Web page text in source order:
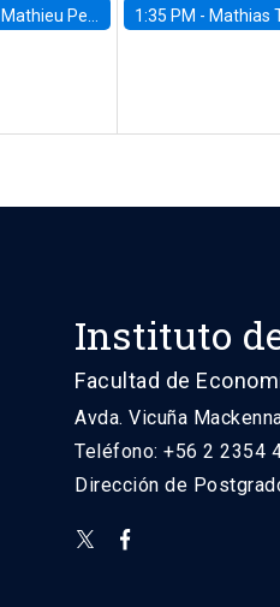
Mathieu Pedemonte, IDB 1:35 PM - Mathias Thoenig, University of
Instituto
Facultad de
Avda. Vicuña
Teléfono: +56 2 2354
Dirección de